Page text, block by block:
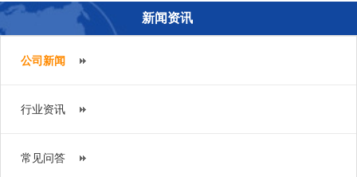
新闻资讯
公司新闻
行业资讯
常见问答